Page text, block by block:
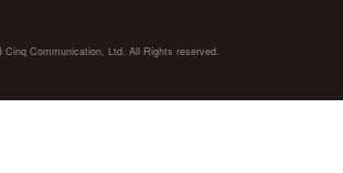
Cinq Communication, Ltd. All Rights reserved.